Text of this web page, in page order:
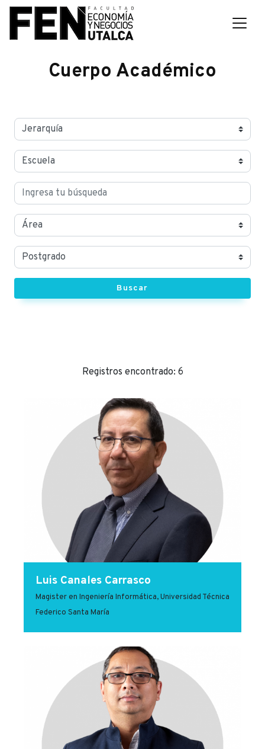
Cuerpo Académico
Jerarquías
Escuelas
Buscar
Área
Postgrados
Buscar
Registros encontrado: 6
Luis Canales Carrasco
Magister en Ingeniería Informática, Universidad Técnica
Federico Santa María